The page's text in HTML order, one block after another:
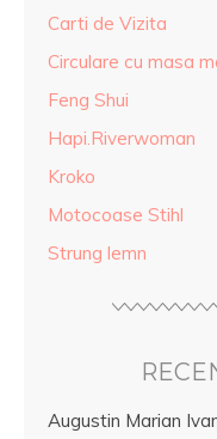
Carti de Vizita
Circulare cu masa
Feng Shui
Hapi.Riverwoman
Kroko
Motocoase Stihl
Strung lemn
Augustin Marian